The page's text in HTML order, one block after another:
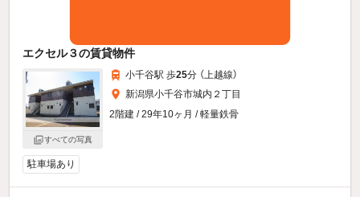
エクセル３の賃貸物件
すべての写真
小千谷駅 歩25分 （上越線）
新潟県小千谷市城内２丁目
2階建 / 29年10ヶ月 / 軽量鉄骨
駐車場あり